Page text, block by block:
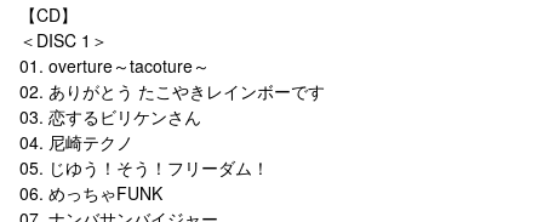
【CD】
＜DISC 1＞
01. overture～tacoture～
02. ありがとう たこやきレインボーです
03. 恋するビリケンさん
04. 尼崎テクノ
05. じゆう！そう！フリーダム！
06. めっちゃFUNK